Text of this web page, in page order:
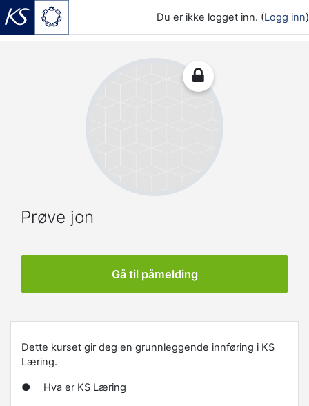
Du er ikke logget inn. (Logg inn)
Prøve jon
Gå til påmelding
Dette kurset gir deg en grunnleggende innføring i KS
Læring.
● Hva er KS Læring